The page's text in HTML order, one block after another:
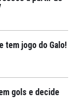
tem jogo do Galo!
gols e decide